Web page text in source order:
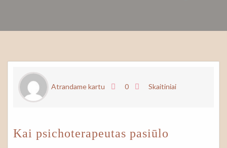
Atrandame kartu 0 Skaitiniai
Kai psichoterapeutas pasiūlo